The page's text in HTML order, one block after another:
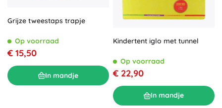
Grijze tweestaps trapje
Op voorraad
€ 15,50
In mandje
Kindertent iglo met tunnel
Op voorraad
€ 22,90
In mandje